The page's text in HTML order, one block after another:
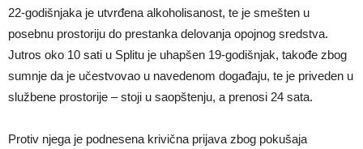
22-godišnjaka je utvrđena alkoholisanost, te je smešten u
posebnu prostoriju do prestanka delovanja opojnog sredstva.
Jutros oko 10 sati u Splitu je uhapšen 19-godišnjak, takođe zbog
sumnje da je učestvovao u navedenom događaju, te je priveden u
službene prostorije – stoji u saopštenju, a prenosi 24 sata.
Protiv njega je podnesena krivična prijava zbog pokušaja